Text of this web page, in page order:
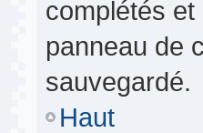
complétés
panneau de
sauvegardé.
Haut